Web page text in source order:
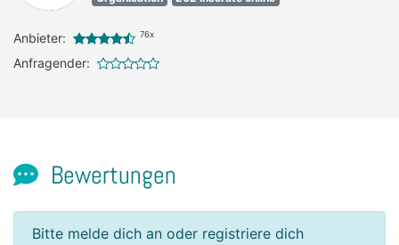
Anbieter: 76x
Anfragender:
Bewertungen
Bitte melde dich an oder registriere dich